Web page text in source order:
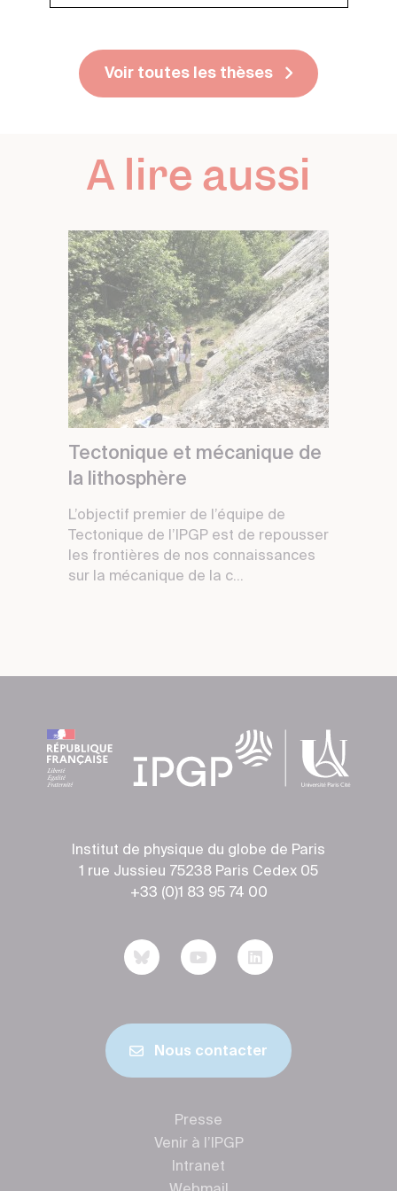
Voir toutes les thèses
A lire aussi
Tectonique et mécanique de
la lithosphère
L’objectif premier de l’équipe de
Tectonique de l’IPGP est de repousser
les frontières de nos connaissances
sur la mécanique de la c...
Institut de physique du globe de Paris
1 rue Jussieu 75238 Paris Cedex 05
+33 (0)1 83 95 74 00
Nous contacter
Presse
Venir à l’IPGP
Intranet